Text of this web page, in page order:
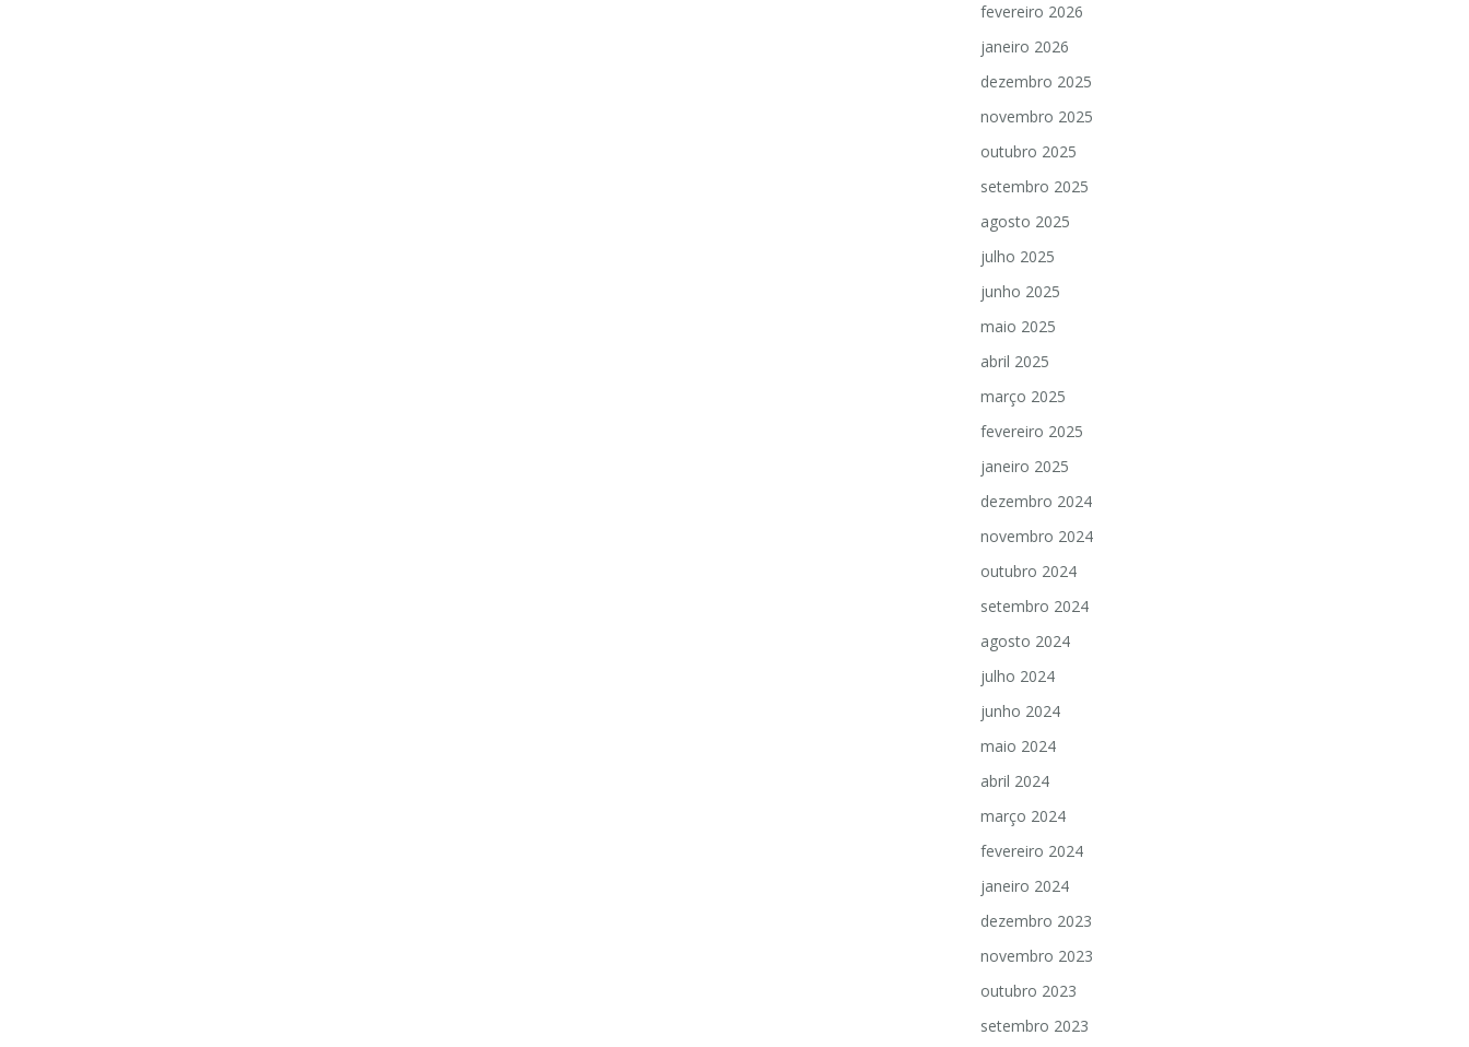
fevereiro 2026
janeiro 2026
dezembro 2025
novembro 2025
outubro 2025
setembro 2025
agosto 2025
julho 2025
junho 2025
maio 2025
abril 2025
março 2025
fevereiro 2025
janeiro 2025
dezembro 2024
novembro 2024
outubro 2024
setembro 2024
agosto 2024
julho 2024
junho 2024
maio 2024
abril 2024
março 2024
fevereiro 2024
janeiro 2024
dezembro 2023
novembro 2023
outubro 2023
setembro 2023